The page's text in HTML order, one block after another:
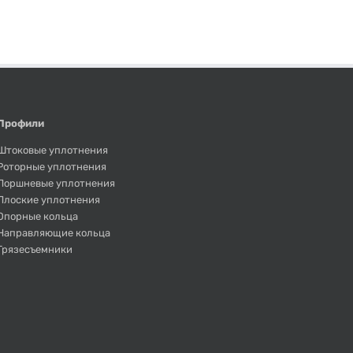
уплотнения
уплотнения
уплотнения
уплотнения
кольца
кольца